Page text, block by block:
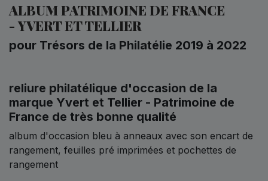
ALBUM PATRIMOINE DE FRANCE
- YVERT ET TELLIER
pour Trésors de la Philatélie 2019 à 2022
reliure philatélique d'occasion de la
marque Yvert et Tellier - Patrimoine de
France de très bonne qualité
album d'occasion bleu à anneaux avec son encart de
rangement, feuilles pré imprimées et pochettes de
rangement